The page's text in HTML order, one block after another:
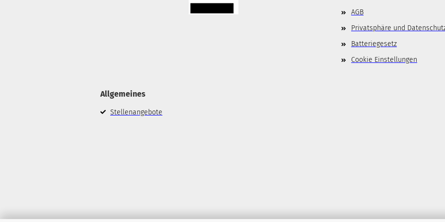
AGB
Privatsphäre und
Batteriegesetz
Cookie Einstellungen
Allgemeines
Stellenangebote